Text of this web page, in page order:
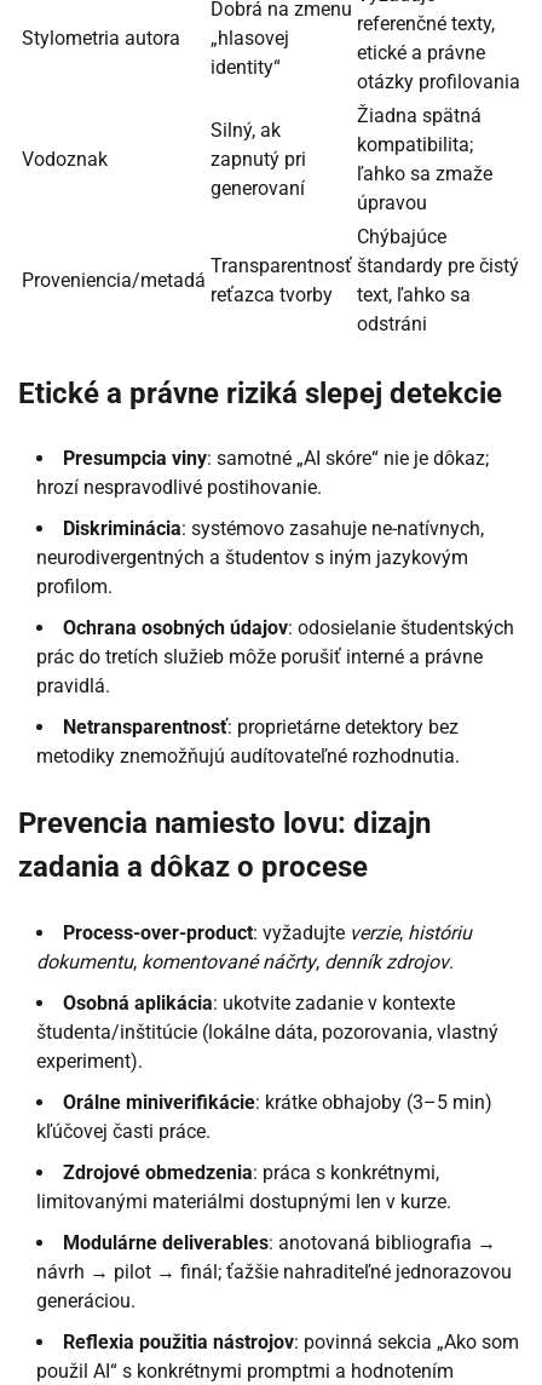
Stylometria autora
Dobrá na zmenu
„hlasovej
identity“
referenčné texty,
etické a právne
otázky profilovania
Vodoznak
Silný, ak
zapnutý pri
generovaní
Žiadna spätná
kompatibilita;
ľahko sa zmaže
úpravou
Proveniencia/metadá
Transparentnosť
reťazca tvorby
Chýbajúce
štandardy pre čistý
text, ľahko sa
odstráni
Etické a právne riziká slepej detekcie
Presumpcia viny: samotné „AI skóre“ nie je dôkaz;
hrozí nespravodlivé postihovanie.
Diskriminácia: systémovo zasahuje ne-natívnych,
neurodivergentných a študentov s iným jazykovým
profilom.
Ochrana osobných údajov: odosielanie študentských
prác do tretích služieb môže porušiť interné a právne
pravidlá.
Netransparentnosť: proprietárne detektory bez
metodiky znemožňujú audítovateľné rozhodnutia.
Prevencia namiesto lovu: dizajn
zadania a dôkaz o procese
Process-over-product: vyžadujte verzie, históriu
dokumentu, komentované náčrty, denník zdrojov.
Osobná aplikácia: ukotvite zadanie v kontexte
študenta/inštitúcie (lokálne dáta, pozorovania, vlastný
experiment).
Orálne miniverifikácie: krátke obhajoby (3–5 min)
kľúčovej časti práce.
Zdrojové obmedzenia: práca s konkrétnymi,
limitovanými materiálmi dostupnými len v kurze.
Modulárne deliverables: anotovaná bibliografia →
návrh → pilot → finál; ťažšie nahraditeľné jednorazovou
generáciou.
Reflexia použitia nástrojov: povinná sekcia „Ako som
použil AI“ s konkrétnymi promptmi a hodnotením